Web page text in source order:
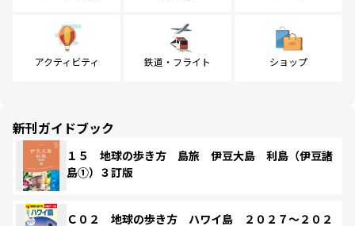
アクティビティ 鉄道・フライト ショップ
新刊ガイドブック
１５ 地球の歩き方 島旅 伊豆大島 利島（伊豆諸
島①）３訂版
Ｃ０２ 地球の歩き方 ハワイ島 ２０２７～２０２